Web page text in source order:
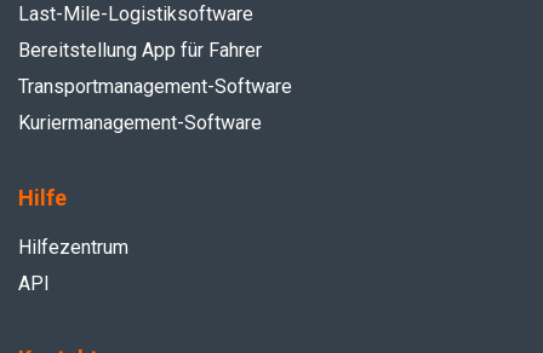
Last-Mile-Logistiksoftware
Bereitstellung App für Fahrer
Transportmanagement-Software
Kuriermanagement-Software
Hilfe
Hilfezentrum
API